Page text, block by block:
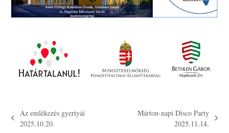
previous
Az emlékezés gyertyái
2025.10.20.
Márton-napi Disco Party
2025.11.14.